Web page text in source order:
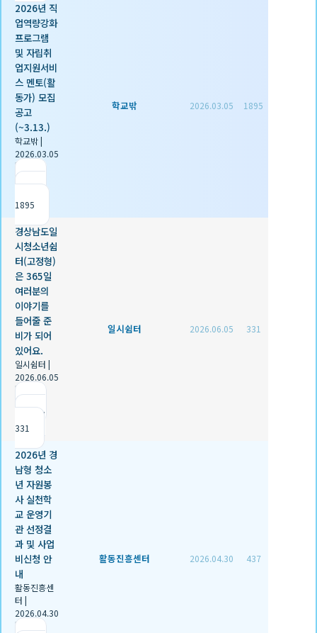
2026년 직
업역량강화
프로그램
및 자립취
업지원서비
스 멘토(활
동가) 모집
공고
(~3.13.)
학교밖|
2026.03.05
|
1895
학교밖 2026.03.05 1895
경상남도일
시청소년쉼
터(고정형)
은 365일
여러분의
이야기를
들어줄 준
비가 되어
있어요.
일시쉼터 |
2026.06.05
|
조회
331
일시쉼터 2026.06.05 331
2026년 경
남형 청소
년 자원봉
사 실천학
교 운영기
관 선정결
과 및 사업
비신청 안
내
활동진흥센
터 |
2026.04.30
|
활동진흥센터 2026.04.30 437